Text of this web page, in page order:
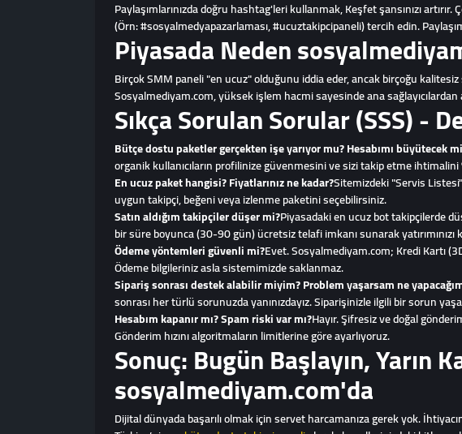
Paylaşımlarınızda doğru hashtag'leri kullanmak, Keşfet şansınızı
(Örn: #sosyalmedyapazarlaması, #ucuztakipcipaneli) tercih edin.
Piyasada Neden
Birçok SMM paneli "en ucuz" olduğunu iddia eder, ancak birçoğu
Sosyalmediyam.com, yüksek işlem hacmi sayesinde ana
Sıkça Sorulan Sorular (SSS) -
Bütçe dostu paketler gerçekten işe yarıyor mu? Hesabımı büyütecek
organik kullanıcıların profilinize güvenmesini ve sizi takip etme ihtimalini
En ucuz paket hangisi? Fiyatlarınız ne kadar?Sitemizdeki "Servis
uygun takipçi, beğeni veya izlenme paketini seçebilirsiniz.
Satın aldığım takipçiler düşer mi?Piyasadaki en ucuz bot takipçilerde
bir süre boyunca (30-90 gün) ücretsiz telafi imkanı sunarak yatırımınızı
Ödeme yöntemleri güvenli mi?Evet. Sosyalmediyam.com; Kredi Kartı
Ödeme bilgileriniz asla sistemimizde saklanmaz.
Sipariş sonrası destek alabilir miyim? Problem yaşarsam ne
sonrası her türlü sorunuzda yanınızdayız. Siparişinizle ilgili bir sorun
Hesabım kapanır mı? Spam riski var mı?Hayır. Şifresiz ve doğal
Gönderim hızını algoritmaların limitlerine göre ayarlıyoruz.
Sonuç: Bugün Başlayın, Yarın
sosyalmediyam.com'da
Dijital dünyada başarılı olmak için servet harcamanıza gerek yok.